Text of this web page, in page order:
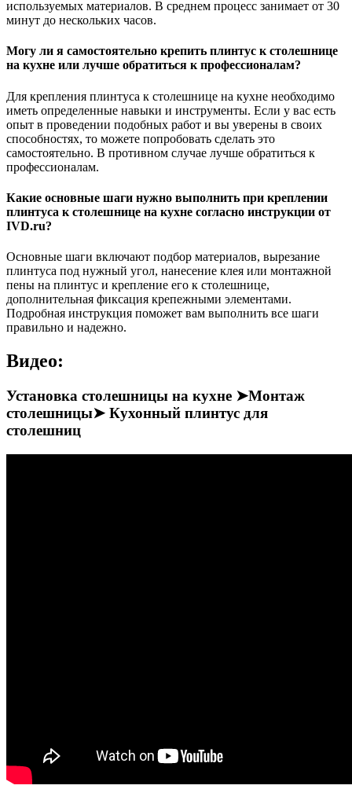
используемых материалов. В среднем процесс занимает от 30
минут до нескольких часов.
Могу ли я самостоятельно крепить плинтус к столешнице
на кухне или лучше обратиться к профессионалам?
Для крепления плинтуса к столешнице на кухне необходимо
иметь определенные навыки и инструменты. Если у вас есть
опыт в проведении подобных работ и вы уверены в своих
способностях, то можете попробовать сделать это
самостоятельно. В противном случае лучше обратиться к
профессионалам.
Какие основные шаги нужно выполнить при креплении
плинтуса к столешнице на кухне согласно инструкции от
IVD.ru?
Основные шаги включают подбор материалов, вырезание
плинтуса под нужный угол, нанесение клея или монтажной
пены на плинтус и крепление его к столешнице,
дополнительная фиксация крепежными элементами.
Подробная инструкция поможет вам выполнить все шаги
правильно и надежно.
Видео:
Установка столешницы на кухне ➤Монтаж
столешницы➤ Кухонный плинтус для
столешниц